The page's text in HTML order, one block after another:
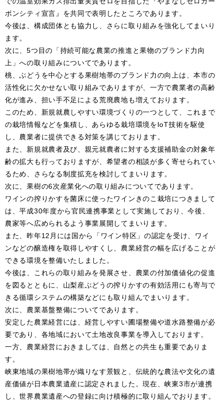
ボンシティ宣言』を共同で表明したところであります。
今後は、構成団体とも協力し、さらに取り組みを強化してまいり
ます。
次に、5つ目の「持続可能な農業の推進と果物のブランド力向
上」への取り組みについてであります。
桃、ぶどうを中心とする果樹地帯のブランド力の向上は、本市の
活性化に欠かせない取り組みでありますが、一方で農業者の高齢
化が進み、担い手不足による荒廃農地も増えております。
このため、新規就農しやすい環境づくりの一つとして、これまで
の栽培情報などを集積し、あらゆる栽培環境をIoT技術を駆使
し、農業者に提供できる対策を講じております。
また、新規就農者及び、親元就農者に対する支援補助金の対象年
齢の拡大も行っておりますが、希望者の相談が多く寄せられてい
るため、さらなる制度拡充を検討してまいります。
次に、果樹の6次産業化への取り組みについてであります。
ワインの搾りかすを菌床に使ったワインきのこ栽培につきまして
は、平成30年度から官民連携事業として実施しており、今後、
農家等へ広められるよう事業展開してまいります。
また、昨年12月には国から「ワイン特区」の認定を受け、ワイ
ンなどの醸造権を取得しやすくし、農業経営の幅を広げることが
できる環境を整備いたしました。
今後は、これらの取り組みを発展させ、農業の付加価値化の促進
を図るとともに、山梨産ぶどうの搾りかすの有効活用にも寄与で
きる循環システムの構築などにも取り組んでまいります。
次に、農業基盤整備についてであります。
安定した農業経営には、経営しやすい圃場整備や道水路整備が必
要であり、各地域において土地改良事業を導入しております。
一方、農業経営におきましては、自然との共生も重要でありま
す。
峡東地域の果樹地帯が織りなす景観と、伝統的な農法や文化の遺
産価値が日本農業遺産に認定されました。現在、峡東3市が連携
し、世界農業遺産への登録に向け積極的に取り組んでおります。